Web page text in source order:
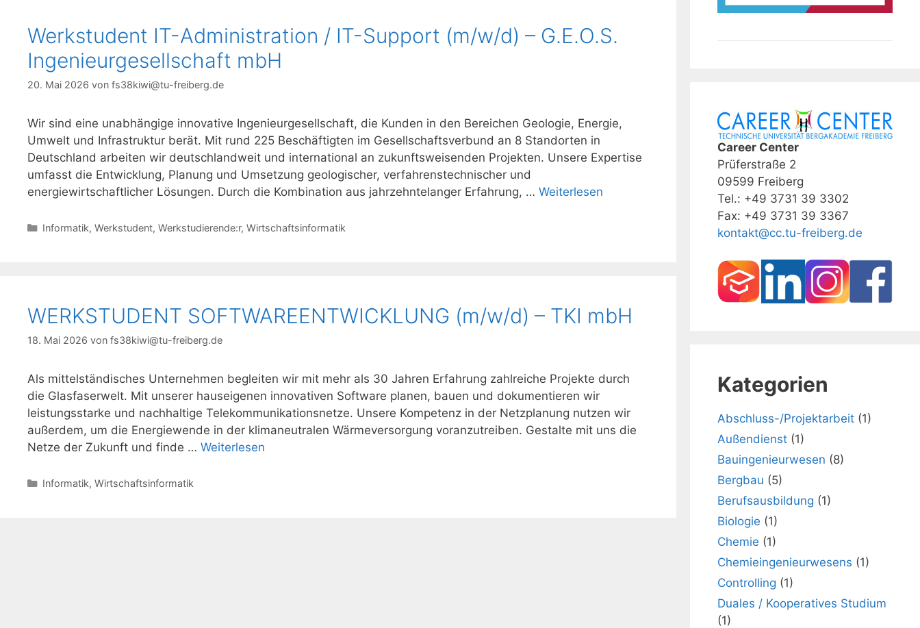
Werkstudent IT-Administration / IT-Support (m/w/d) – G.E.O.S.
Ingenieurgesellschaft mbH
20. Mai 2026 von fs38kiwi@tu-freiberg.de
Wir sind eine unabhängige innovative Ingenieurgesellschaft, die Kunden in den Bereichen Geologie, Energie,
Umwelt und Infrastruktur berät. Mit rund 225 Beschäftigten im Gesellschaftsverbund an 8 Standorten in
Deutschland arbeiten wir deutschlandweit und international an zukunftsweisenden Projekten. Unsere Expertise
umfasst die Entwicklung, Planung und Umsetzung geologischer, verfahrenstechnischer und
energiewirtschaftlicher Lösungen. Durch die Kombination aus jahrzehntelanger Erfahrung, … Weiterlesen
Kategorien
Informatik, Werkstudent, Werkstudierende:r, Wirtschaftsinformatik
WERKSTUDENT SOFTWAREENTWICKLUNG (m/w/d) – TKI mbH
18. Mai 2026 von fs38kiwi@tu-freiberg.de
Als mittelständisches Unternehmen begleiten wir mit mehr als 30 Jahren Erfahrung zahlreiche Projekte durch
die Glasfaserwelt. Mit unserer hauseigenen innovativen Software planen, bauen und dokumentieren wir
leistungsstarke und nachhaltige Telekommunikationsnetze. Unsere Kompetenz in der Netzplanung nutzen wir
außerdem, um die Energiewende in der klimaneutralen Wärmeversorgung voranzutreiben. Gestalte mit uns die
Netze der Zukunft und finde … Weiterlesen
Kategorien
Informatik, Wirtschaftsinformatik
Career Center
Prüferstraße 2
09599 Freiberg
Tel.: +49 3731 39 3302
Fax: +49 3731 39 3367
kontakt@cc.tu-freiberg.de
Kategorien
Abschluss-/Projektarbeit (1)
Außendienst (1)
Bauingenieurwesen (8)
Bergbau (5)
Berufsausbildung (1)
Biologie (1)
Chemie (1)
Chemieingenieurwesens (1)
Controlling (1)
Duales / Kooperatives Studium
(1)